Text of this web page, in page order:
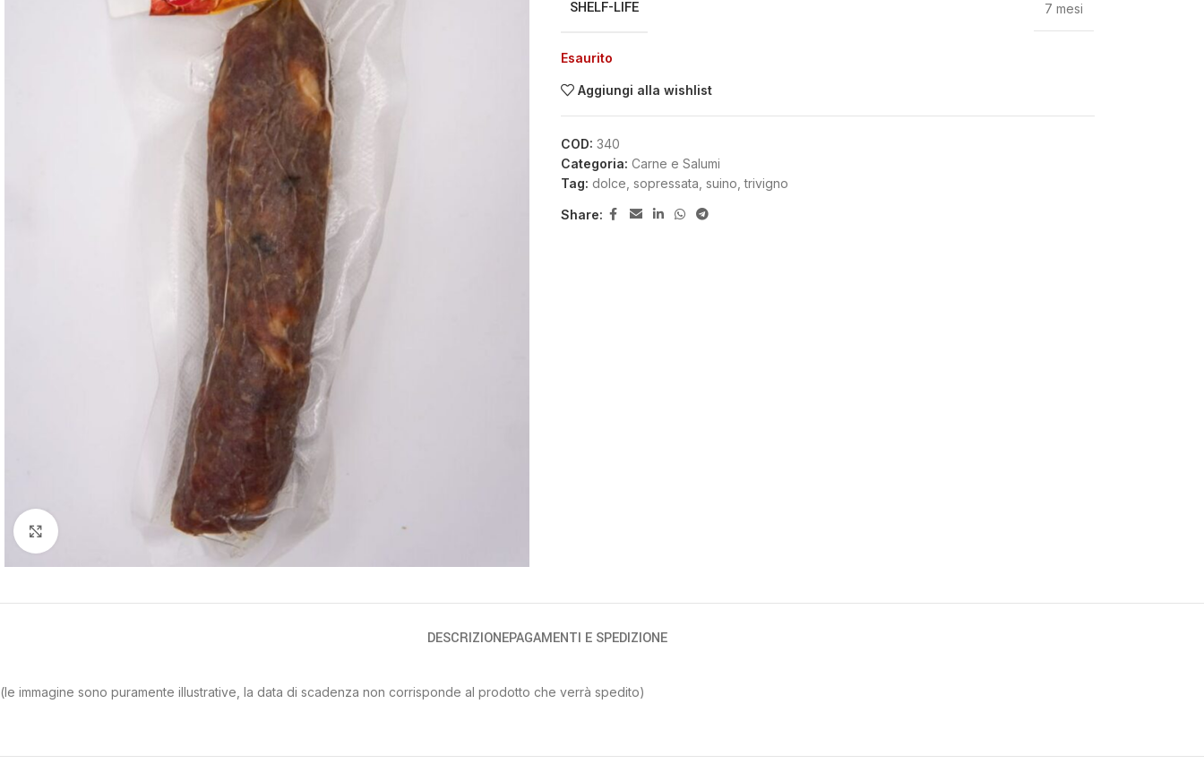
Clicca per ingrandire
SHELF-LIFE 7 mesi
Esaurito
Aggiungi alla wishlist
COD: 340
Categoria: Carne e Salumi
Tag: dolce sopressata suino trivigno
Share:
DESCRIZIONEPAGAMENTI E SPEDIZIONE
(le immagine sono puramente illustrative, la data di scadenza non corrisponde al prodotto che verrà spedito)